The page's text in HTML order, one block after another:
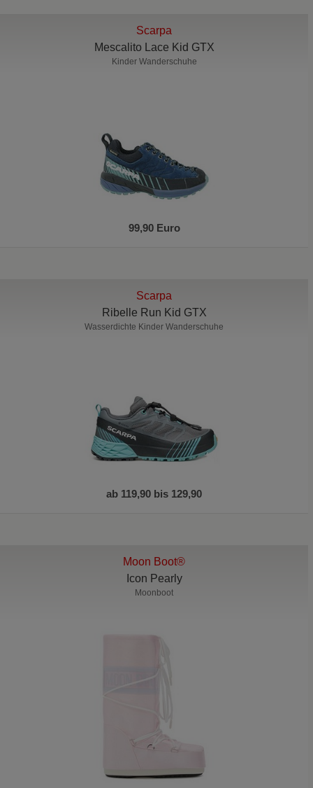
Scarpa
Mescalito Lace Kid GTX
Kinder Wanderschuhe
99,90 Euro
Scarpa
Ribelle Run Kid GTX
Wasserdichte Kinder Wanderschuhe
ab 119,90 bis 129,90
Moon Boot®
Icon Pearly
Moonboot